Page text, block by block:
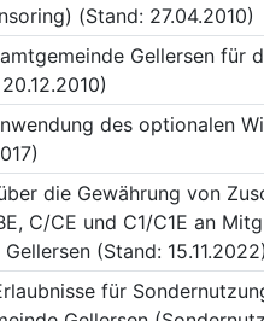
(Stand: 27.04.2010)
Gellersen für
des optionalen
die Gewährung von
C/CE und C1/C1E an
(Stand: 15.11.2022)
für